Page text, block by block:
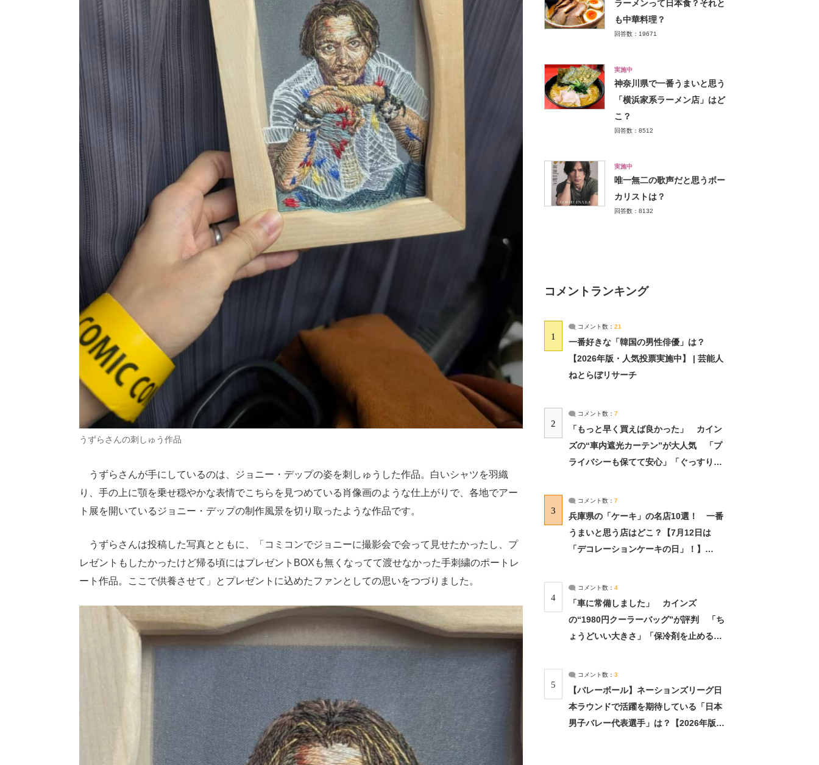
うずらさんの刺しゅう作品
うずらさんが手にしているのは、ジョニー・デップの姿を刺しゅうした作品。白いシャツを羽織
り、手の上に顎を乗せ穏やかな表情でこちらを見つめている肖像画のような仕上がりで、各地でアー
ト展を開いているジョニー・デップの制作風景を切り取ったような作品です。
うずらさんは投稿した写真とともに、「コミコンでジョニーに撮影会で会って見せたかったし、プ
レゼントもしたかったけど帰る頃にはプレゼントBOXも無くなってて渡せなかった手刺繍のポートレ
ート作品。ここで供養させて」とプレゼントに込めたファンとしての思いをつづりました。
ラーメンって日本食？それと
も中華料理？
回答数：19671
実施中
神奈川県で一番うまいと思う
「横浜家系ラーメン店」はど
こ？
回答数：8512
実施中
唯一無二の歌声だと思うボー
カリストは？
回答数：8132
コメントランキング
1
コメント数： 21
一番好きな「韓国の男性俳優」は？
【2026年版・人気投票実施中】 | 芸能人
ねとらぼリサーチ
2
コメント数： 7
「もっと早く買えば良かった」 カイン
ズの“車内遮光カーテン”が大人気 「プ
ライバシーも保てて安心」「ぐっすり眠
3
コメント数： 7
兵庫県の「ケーキ」の名店10選！ 一番
うまいと思う店はどこ？【7月12日は
「デコレーションケーキの日」！】
4
コメント数： 4
「車に常備しました」 カインズ
の“1980円クーラーバッグ”が評判 「ち
ょうどいい大きさ」「保冷剤を止めるベ
5
コメント数： 3
【バレーボール】ネーションズリーグ日
本ラウンドで活躍を期待している「日本
男子バレー代表選手」は？【2026年版・